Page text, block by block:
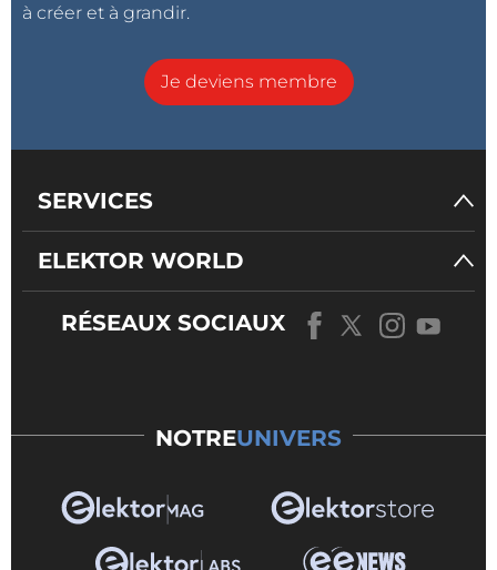
à créer et à grandir.
Je deviens membre
SERVICES
ELEKTOR WORLD
RÉSEAUX SOCIAUX
NOTREUNIVERS